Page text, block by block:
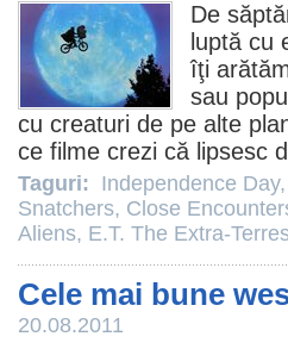
De
luptă cu
îţi
sau
cu creaturi de pe alte
ce filme crezi că lipsesc
Taguri: Independence Day,
Snatchers, Close
Aliens, E.T. The Extra-
Cele mai bune
20.08.2011